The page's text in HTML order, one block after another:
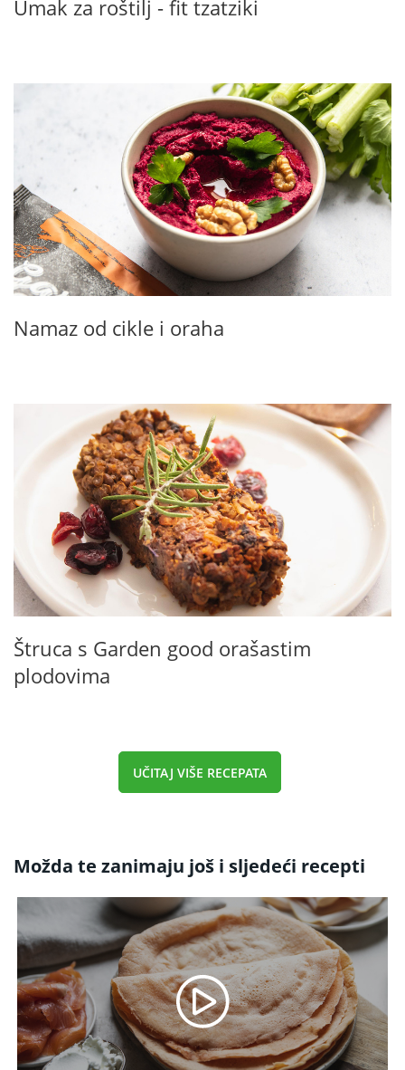
Umak za roštilj - fit tzatziki
Namaz od cikle i oraha
Štruca s Garden good orašastim
plodovima
UČITAJ VIŠE RECEPATA
Možda te zanimaju još i sljedeći recepti